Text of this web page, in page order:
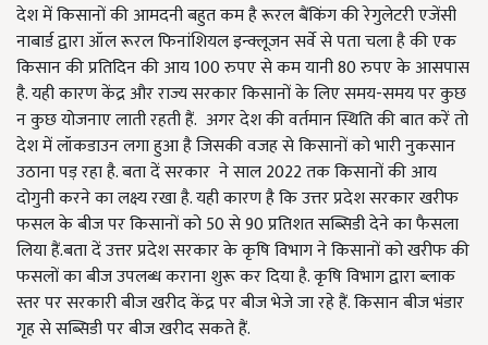
देश में किसानों की आमदनी बहुत कम है रूरल बैंकिंग की रेगुलेटरी एजेंसी
नाबार्ड द्वारा ऑल रूरल फिनांशियल इन्क्लूजन सर्वे से पता चला है की एक
किसान की प्रतिदिन की आय 100 रुपए से कम यानी 80 रुपए के आसपास
है. यही कारण केंद्र और राज्य सरकार किसानों के लिए समय-समय पर कुछ
न कुछ योजनाए लाती रहती हैं. अगर देश की वर्तमान स्थिति की बात करें तो
देश में लॉकडाउन लगा हुआ है जिसकी वजह से किसानों को भारी नुकसान
उठाना पड़ रहा है. बता दें सरकार ने साल 2022 तक किसानों की आय
दोगुनी करने का लक्ष्य रखा है. यही कारण है कि उत्तर प्रदेश सरकार खरीफ
फसल के बीज पर किसानों को 50 से 90 प्रतिशत सब्सिडी देने का फैसला
लिया हैं.बता दें उत्तर प्रदेश सरकार के कृषि विभाग ने किसानों को खरीफ की
फसलों का बीज उपलब्ध कराना शुरू कर दिया है. कृषि विभाग द्वारा ब्लाक
स्तर पर सरकारी बीज खरीद केंद्र पर बीज भेजे जा रहे हैं. किसान बीज भंडार
गृह से सब्सिडी पर बीज खरीद सकते हैं.